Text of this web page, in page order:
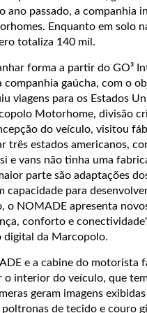
ano passado, a companhia
Enquanto em solo
totaliza 140 mil.
forma a partir do GO³
gaúcha, com o
viagens para os Estados
Motorhome, divisão
do veículo, visitou
três estados americanos,
e vans não tinha uma
parte são adaptações
capacidade para
o NOMADE apresenta
conforto e
digital da Marcopolo.
e a cabine do motorista
interior do veículo, que
geram imagens
de tecido e couro